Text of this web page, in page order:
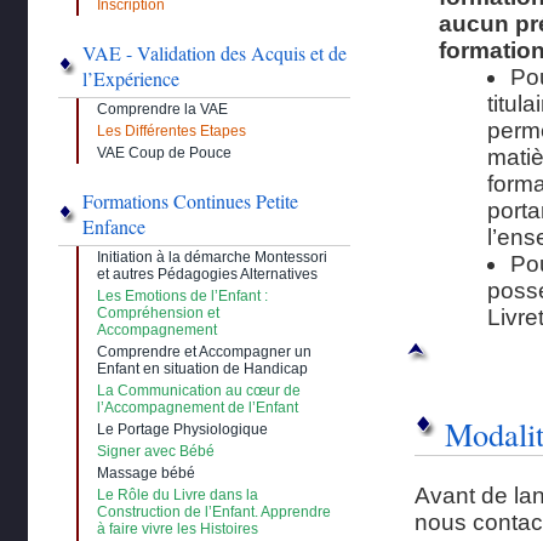
aucun
Avant de
nous
Inscription
VAE - Validation des Acquis et de
l’Expérience
Comprendre la VAE
Les Différentes Etapes
VAE Coup de Pouce
Formations Continues Petite
Enfance
Initiation à la démarche Montessori
et autres Pédagogies Alternatives
Les Emotions de l’Enfant :
Compréhension et
Accompagnement
Comprendre et Accompagner un
Enfant en situation de Handicap
La Communication au cœur de
l’Accompagnement de l’Enfant
Le Portage Physiologique
Signer avec Bébé
Massage bébé
Le Rôle du Livre dans la
Construction de l’Enfant. Apprendre
à faire vivre les Histoires